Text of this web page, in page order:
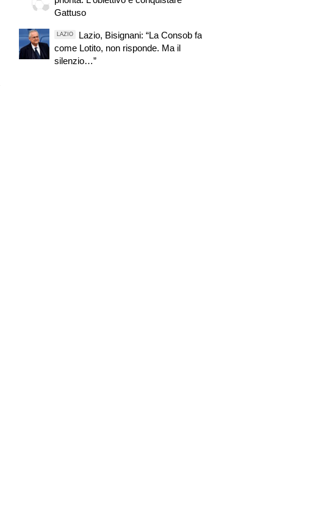
Gattuso
LAZIO
Lazio, Bisignani: “La Consob fa
come Lotito, non risponde. Ma il
silenzio…”